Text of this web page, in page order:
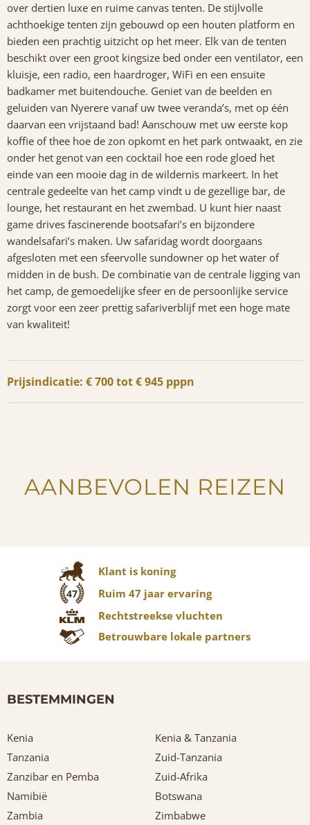
over dertien luxe en ruime canvas tenten. De stijlvolle
achthoekige tenten zijn gebouwd op een houten platform en
bieden een prachtig uitzicht op het meer. Elk van de tenten
beschikt over een groot kingsize bed onder een ventilator, een
kluisje, een radio, een haardroger, WiFi en een ensuite
badkamer met buitendouche. Geniet van de beelden en
geluiden van Nyerere vanaf uw twee veranda’s, met op één
daarvan een vrijstaand bad! Aanschouw met uw eerste kop
koffie of thee hoe de zon opkomt en het park ontwaakt, en zie
onder het genot van een cocktail hoe een rode gloed het
einde van een mooie dag in de wildernis markeert. In het
centrale gedeelte van het camp vindt u de gezellige bar, de
lounge, het restaurant en het zwembad. U kunt hier naast
game drives fascinerende bootsafari’s en bijzondere
wandelsafari’s maken. Uw safaridag wordt doorgaans
afgesloten met een sfeervolle sundowner op het water of
midden in de bush. De combinatie van de centrale ligging van
het camp, de gemoedelijke sfeer en de persoonlijke service
zorgt voor een zeer prettig safariverblijf met een hoge mate
van kwaliteit!
Prijsindicatie: € 700 tot € 945 pppn
AANBEVOLEN REIZEN
Klant is koning
47
Ruim 47 jaar ervaring
Rechtstreekse vluchten
Betrouwbare lokale partners
BESTEMMINGEN
Kenia
Kenia & Tanzania
Tanzania
Zuid-Tanzania
Zanzibar en Pemba
Zuid-Afrika
Namibië
Botswana
Zambia
Zimbabwe